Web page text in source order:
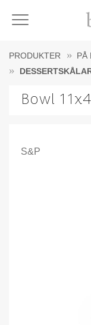
Meny
PRODUKTER PÅ
Bowl
S&P